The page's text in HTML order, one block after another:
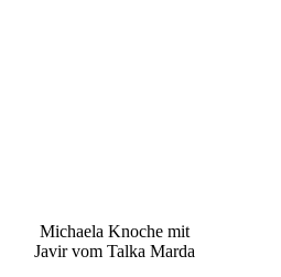
Michaela Knoche mit
Javir vom Talka Marda